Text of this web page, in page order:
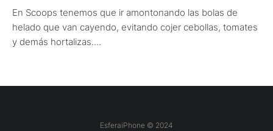
En Scoops tenemos que ir amontonando las bolas de
helado que van cayendo, evitando cojer cebollas, tomates
y demás hortalizas....
EsferaiPhone © 2024